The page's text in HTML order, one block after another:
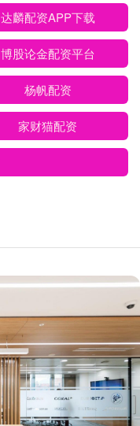
达麟配资APP下载
博股论金配资平台
杨帆配资
家财猫配资